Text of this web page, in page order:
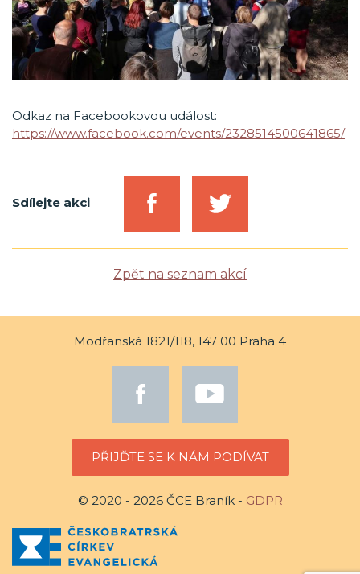
Odkaz na Facebookovou událost:
https://www.facebook.com/events/2328514500641865/
Sdílejte akci
Zpět na seznam akcí
Modřanská 1821/118, 147 00 Praha 4
PŘIJĎTE SE K NÁM PODÍVAT
© 2020 - 2026 ČCE Braník - GDPR